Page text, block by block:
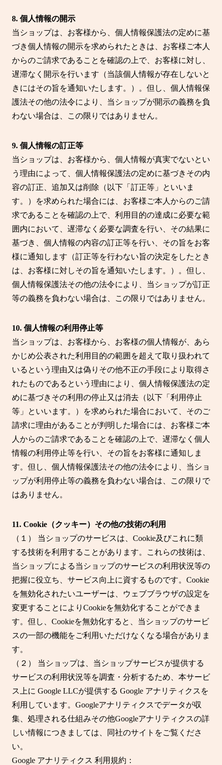
8. 個人情報の開示
当ショップは、お客様から、個人情報保護法の定めに基
づき個人情報の開示を求められたときは、お客様ご本人
からのご請求であることを確認の上で、お客様に対し、
遅滞なく開示を行います（当該個人情報が存在しないと
きにはその旨を通知いたします。）。但し、個人情報保
護法その他の法令により、当ショップが開示の義務を負
わない場合は、この限りではありません。
9. 個人情報の訂正等
当ショップは、お客様から、個人情報が真実でないとい
う理由によって、個人情報保護法の定めに基づきその内
容の訂正、追加又は削除（以下「訂正等」といいま
す。）を求められた場合には、お客様ご本人からのご請
求であることを確認の上で、利用目的の達成に必要な範
囲内において、遅滞なく必要な調査を行い、その結果に
基づき、個人情報の内容の訂正等を行い、その旨をお客
様に通知します（訂正等を行わない旨の決定をしたとき
は、お客様に対しその旨を通知いたします。）。但し、
個人情報保護法その他の法令により、当ショップが訂正
等の義務を負わない場合は、この限りではありません。
10. 個人情報の利用停止等
当ショップは、お客様から、お客様の個人情報が、あら
かじめ公表された利用目的の範囲を超えて取り扱われて
いるという理由又は偽りその他不正の手段により取得さ
れたものであるという理由により、個人情報保護法の定
めに基づきその利用の停止又は消去（以下「利用停止
等」といいます。）を求められた場合において、そのご
請求に理由があることが判明した場合には、お客様ご本
人からのご請求であることを確認の上で、遅滞なく個人
情報の利用停止等を行い、その旨をお客様に通知しま
す。但し、個人情報保護法その他の法令により、当ショ
ップが利用停止等の義務を負わない場合は、この限りで
はありません。
11. Cookie（クッキー）その他の技術の利用
（１） 当ショップのサービスは、Cookie及びこれに類
する技術を利用することがあります。これらの技術は、
当ショップによる当ショップのサービスの利用状況等の
把握に役立ち、サービス向上に資するものです。Cookie
を無効化されたいユーザーは、ウェブブラウザの設定を
変更することによりCookieを無効化することができま
す。但し、Cookieを無効化すると、当ショップのサービ
スの一部の機能をご利用いただけなくなる場合がありま
す。
（２） 当ショップは、当ショップサービスが提供する
サービスの利用状況等を調査・分析するため、本サービ
ス上に Google LLCが提供する Google アナリティクスを
利用しています。Googleアナリティクスでデータが収
集、処理される仕組みその他Googleアナリティクスの詳
しい情報につきましては、同社のサイトをご覧くださ
い。
Google アナリティクス 利用規約：